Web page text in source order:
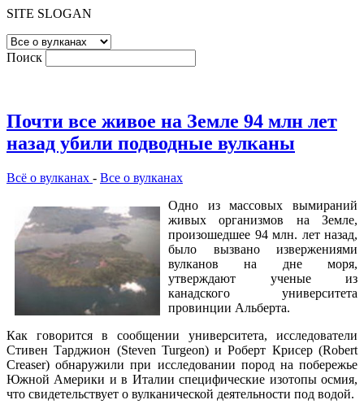
SITE SLOGAN
Поиск
Почти все живое на Земле 94 млн лет
назад убили подводные вулканы
Всё о вулканах - Все о вулканах
Одно из массовых вымираний
живых организмов на Земле,
произошедшее 94 млн. лет назад,
было вызвано извержениями
вулканов на дне моря,
утверждают ученые из
канадского университета
провинции Альберта.
Как говорится в сообщении университета, исследователи
Стивен Тарджион (Steven Turgeon) и Роберт Крисер (Robert
Creaser) обнаружили при исследовании пород на побережье
Южной Америки и в Италии специфические изотопы осмия,
что свидетельствует о вулканической деятельности под водой.